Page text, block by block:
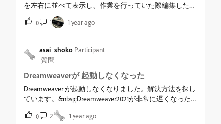
を左右に並べて表示し、作業を行っていた際編集したい
ファイルがクリックすると、自動でそのファイルがアク
ティブとなっていましたしかし21.5に更新した途端、編
集したいファイルをクリックするだけではアクティブに
ならず、ファイル名をクリックしないとアクティブにな
らないようになりましたこちらは私の環境の問題なの
か、21.5の仕様なのか、何か設定を行えば21.4の頃のよう
に戻せるのか、どれでしょうか&nbsp;編集はこれまで通
り行えるので問題なかったのですが、アクティブになっ
ていないと保存ができず、保存の度にファイル名をクリ
ックしにいかなくてはなりませんこれまでクリックで済
んでいたのでショートカットキーも分からず、手間を感
0 1 1 year ago
asai_shoko Participant
質問
Dreamweaverが 起動しなくなった
Dreamweaver が起動しなくなりました。解決方法を探し
ています。&nbsp;Dreamweaver2021が非常に遅くなった
り、ダウンしてしまうようになったため、一度アンイン
ストールし、すぐにインストールしなおしました。する
0 2 1 year ago